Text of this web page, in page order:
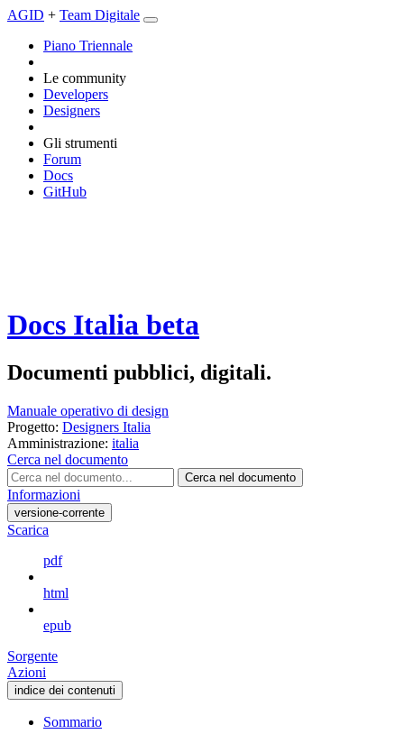
AGID + Team Digitale
Piano Triennale
Le community
Developers
Designers
Gli strumenti
Forum
Docs
GitHub
Docs Italia beta
Documenti pubblici, digitali.
Manuale operativo di design
Progetto: Designers Italia
Amministrazione: italia
Cerca nel documento
Cerca nel documento
Informazioni
versione-corrente
Scarica
pdf
html
epub
Sorgente
Azioni
indice dei contenuti
Sommario